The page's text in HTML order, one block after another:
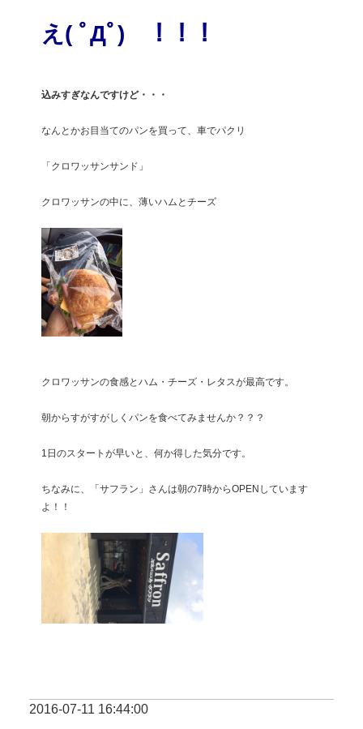
え( ﾟДﾟ)　！！！
込みすぎなんですけど・・・
なんとかお目当てのパンを買って、車でパクリ
「クロワッサンサンド」
クロワッサンの中に、薄いハムとチーズ
クロワッサンの食感とハム・チーズ・レタスが最高です。
朝からすがすがしくパンを食べてみませんか？？？
1日のスタートが早いと、何か得した気分です。
ちなみに、「サフラン」さんは朝の7時からOPENしています
よ！！
2016-07-11 16:44:00